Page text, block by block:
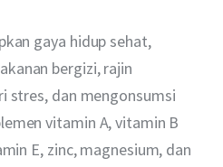
gaya hidup sehat,
bergizi, rajin
stres, dan mengonsumsi
vitamin A, vitamin B
E, zinc, magnesium, dan